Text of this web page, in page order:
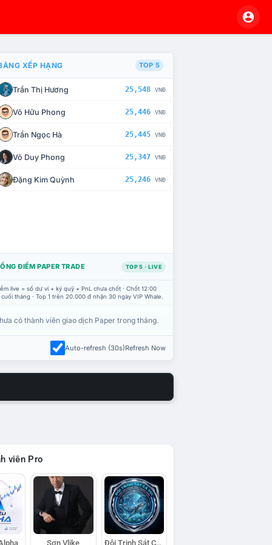
CHẾ TÀI XỬ LÝ VI PHẠM
XẾP HẠNG TOP 5
Trần Thị Hương 25,548 VNĐ
Võ Hữu Phong 25,446 VNĐ
Trần Ngọc Hà 25,445 VNĐ
Võ Duy Phong 25,347 VNĐ
Đặng Kim Quỳnh 25,246 VNĐ
ĐIỂM PAPER TRADE TOP 5 · LIVE
live = số dư ví + ký quỹ + PnL chưa chốt · Chốt 12:00
tháng · Top 1 trên 20.000 đ nhận 30 ngày VIP Whale.
có thành viên giao dịch Paper trong tháng.
Auto-refresh (30s)Refresh Now
viên Pro
Sơn Vlike Đội Trinh Sát Cá Voi